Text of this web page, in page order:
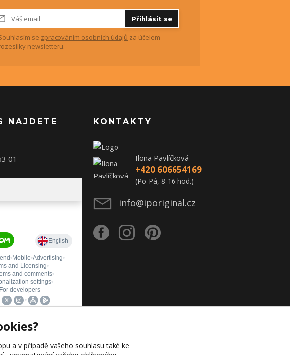
Přihlásit se
se zpracováním osobních údajů za účelem
newsletteru.
NAJDETE
01
KONTAKTY
Ilona Pavlíčková
+420 606654169
(Po-Pá, 8-16 hod.)
info@iporiginal.cz
a v případě vašeho souhlasu také ke